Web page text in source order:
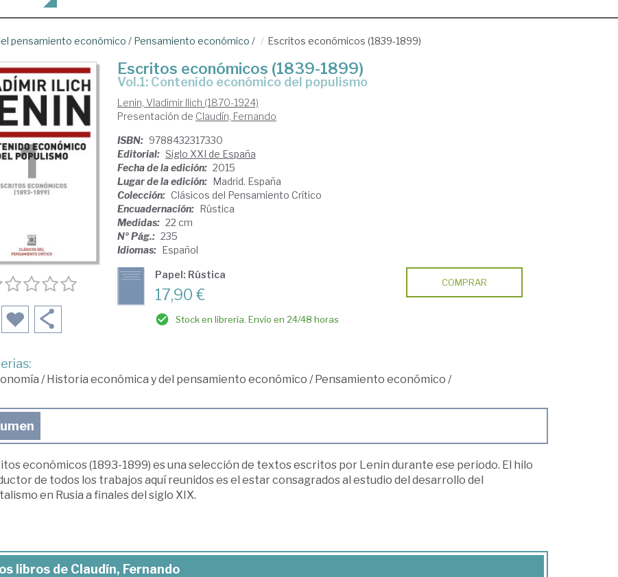
pensamiento económico / Pensamiento económico / Escritos económicos (1839-1899)
Escritos económicos (1839-1899)
Vol.1: Contenido económico del populismo
Lenin, Vladimir Ilich (1870-1924)
Presentación de Claudín, Fernando
ISBN: 9788432317330
Editorial: Siglo XXI de España
Fecha de la edición: 2015
Lugar de la edición: Madrid. España
Colección: Clásicos del Pensamiento Crítico
Encuadernación: Rústica
Medidas: 22 cm
Nº Pág.: 235
Idiomas: Español
Papel: Rústica
17,90 €
Stock en librería. Envío en 24/48 horas
COMPRAR
/Historia económica y del pensamiento económico /Pensamiento económico /
económicos (1893-1899) es una selección de textos escritos por Lenin durante ese periodo. El hilo
de todos los trabajos aquí reunidos es el estar consagrados al estudio del desarrollo del
en Rusia a finales del siglo XIX.
libros de Claudín, Fernando